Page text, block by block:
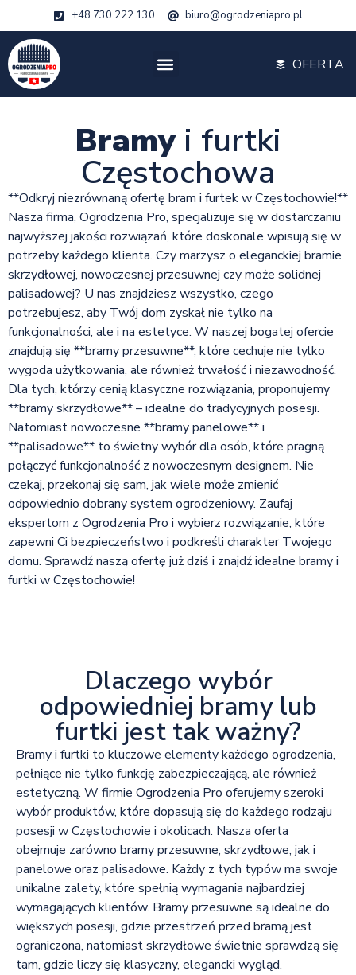
+48 730 222 130 biuro@ogrodzeniapro.pl
OFERTA
Bramy i furtki
Częstochowa
**Odkryj niezrównaną ofertę bram i furtek w Częstochowie!**
Nasza firma, Ogrodzenia Pro, specjalizuje się w dostarczaniu
najwyższej jakości rozwiązań, które doskonale wpisują się w
potrzeby każdego klienta. Czy marzysz o eleganckiej bramie
skrzydłowej, nowoczesnej przesuwnej czy może solidnej
palisadowej? U nas znajdziesz wszystko, czego
potrzebujesz, aby Twój dom zyskał nie tylko na
funkcjonalności, ale i na estetyce. W naszej bogatej ofercie
znajdują się **bramy przesuwne**, które cechuje nie tylko
wygoda użytkowania, ale również trwałość i niezawodność.
Dla tych, którzy cenią klasyczne rozwiązania, proponujemy
**bramy skrzydłowe** – idealne do tradycyjnych posesji.
Natomiast nowoczesne **bramy panelowe** i
**palisadowe** to świetny wybór dla osób, które pragną
połączyć funkcjonalność z nowoczesnym designem. Nie
czekaj, przekonaj się sam, jak wiele może zmienić
odpowiednio dobrany system ogrodzeniowy. Zaufaj
ekspertom z Ogrodzenia Pro i wybierz rozwiązanie, które
zapewni Ci bezpieczeństwo i podkreśli charakter Twojego
domu. Sprawdź naszą ofertę już dziś i znajdź idealne bramy i
furtki w Częstochowie!
Dlaczego wybór
odpowiedniej bramy lub
furtki jest tak ważny?
Bramy i furtki to kluczowe elementy każdego ogrodzenia,
pełniące nie tylko funkcję zabezpieczającą, ale również
estetyczną. W firmie Ogrodzenia Pro oferujemy szeroki
wybór produktów, które dopasują się do każdego rodzaju
posesji w Częstochowie i okolicach. Nasza oferta
obejmuje zarówno bramy przesuwne, skrzydłowe, jak i
panelowe oraz palisadowe. Każdy z tych typów ma swoje
unikalne zalety, które spełnią wymagania najbardziej
wymagających klientów. Bramy przesuwne są idealne do
większych posesji, gdzie przestrzeń przed bramą jest
ograniczona, natomiast skrzydłowe świetnie sprawdzą się
tam, gdzie liczy się klasyczny, elegancki wygląd.